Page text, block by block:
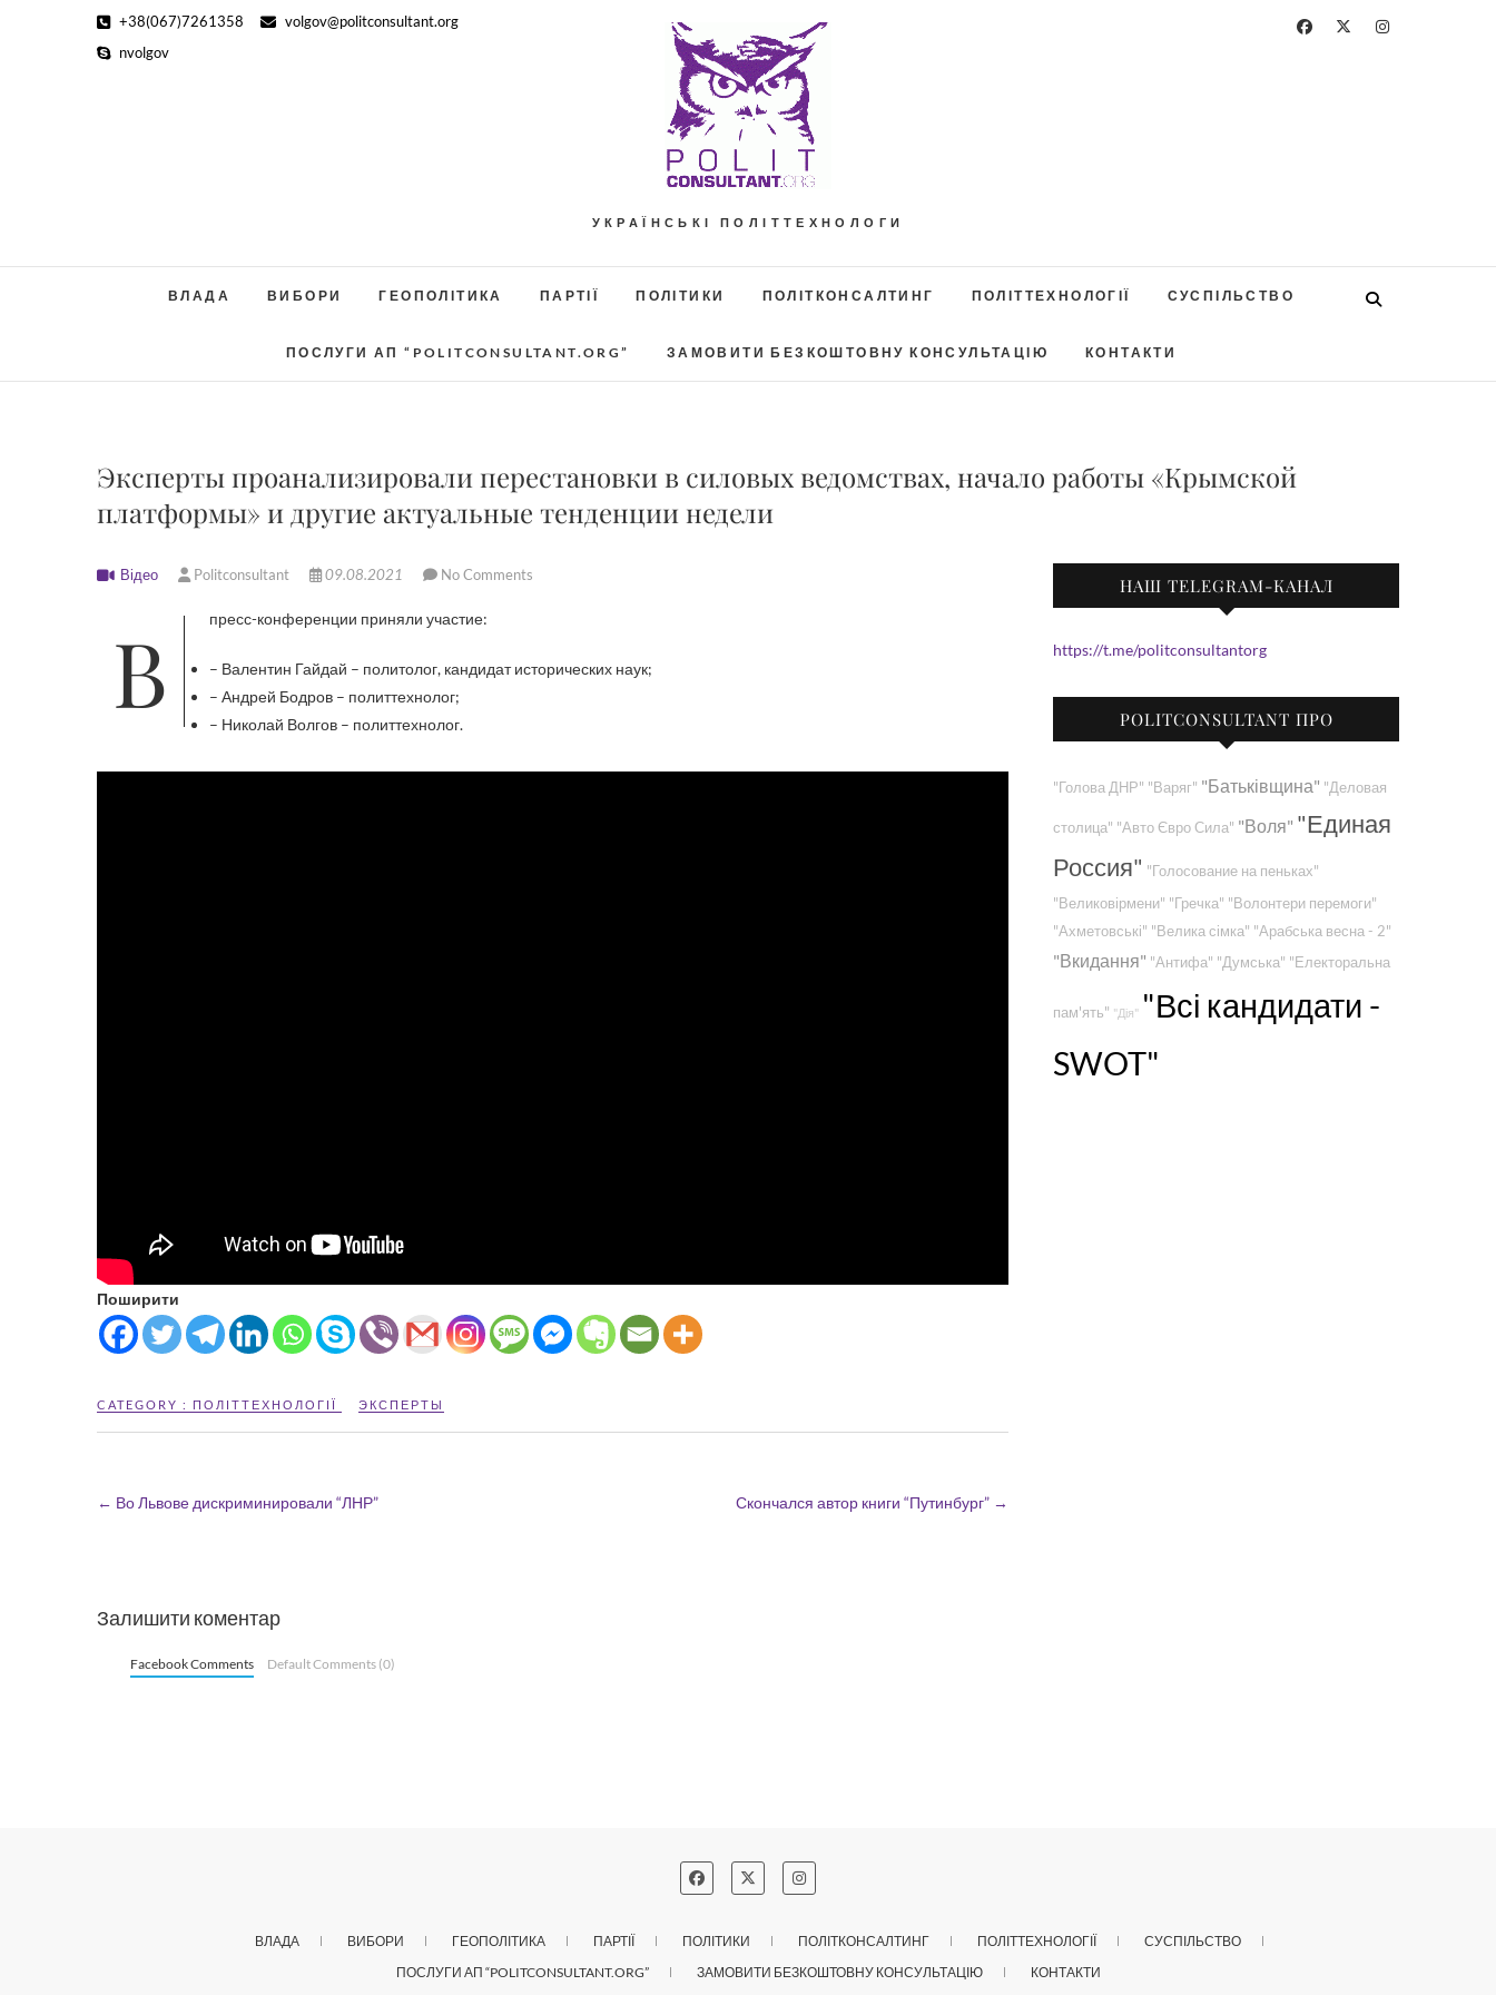
+38(067)7261358
volgov@politconsultant.org
nvolgov
УКРАЇНСЬКІ ПОЛІТТЕХНОЛОГИ
ВЛАДА ВИБОРИ ГЕОПОЛІТИКА ПАРТІЇ ПОЛІТИКИ ПОЛІТКОНСАЛТИНГ ПОЛІТТЕХНОЛОГІЇ СУСПІЛЬСТВО
ПОСЛУГИ АП “POLITCONSULTANT.ORG” ЗАМОВИТИ БЕЗКОШТОВНУ КОНСУЛЬТАЦІЮ КОНТАКТИ
Эксперты проанализировали перестановки в силовых ведомствах, начало работы «Крымской
платформы» и другие актуальные тенденции недели
Відео Politconsultant 09.08.2021 No Comments
В пресс-конференции приняли участие:
– Валентин Гайдай – политолог, кандидат исторических наук;
– Андрей Бодров – политтехнолог;
– Николай Волгов – политтехнолог.
Поширити
CATEGORY : ПОЛІТТЕХНОЛОГІЇ ЭКСПЕРТЫ
← Во Львове дискриминировали “ЛНР” Скончался автор книги “Путинбург” →
Залишити коментар
Facebook Comments Default Comments (0)
НАШ TELEGRAM-КАНАЛ
https://t.me/politconsultantorg
POLITCONSULTANT ПРО
"Голова ДНР" "Варяг" "Батьківщина" "Деловая
столица" "Авто Євро Сила" "Воля" "Единая
Россия" "Голосование на пеньках"
"Великовірмени" "Гречка" "Волонтери перемоги"
"Ахметовські" "Велика сімка" "Арабська весна - 2"
"Вкидання" "Антифа" "Думська" "Електоральна
пам'ять" "Дія" "Всі кандидати -
SWOT"
ВЛАДА ВИБОРИ ГЕОПОЛІТИКА ПАРТІЇ ПОЛІТИКИ ПОЛІТКОНСАЛТИНГ ПОЛІТТЕХНОЛОГІЇ
СУСПІЛЬСТВО
ПОСЛУГИ АП “POLITCONSULTANT.ORG”
ЗАМОВИТИ БЕЗКОШТОВНУ КОНСУЛЬТАЦІЮ КОНТАКТИ